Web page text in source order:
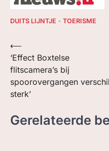
DUITS LIJNTJE TOERISME
Bericht
navigatie
⟵
‘Effect Boxtelse
flitscamera’s bij
spoorovergangen
sterk’
Gerelateerde